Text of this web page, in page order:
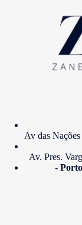
Av das
Av. Pres.
-